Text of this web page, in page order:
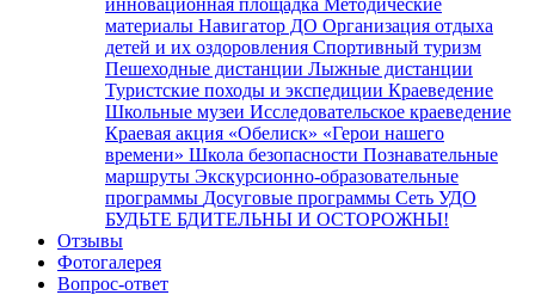
инновационная площадка Методические
материалы Навигатор ДО Организация отдыха
детей и их оздоровления Спортивный туризм
Пешеходные дистанции Лыжные дистанции
Туристские походы и экспедиции Краеведение
Школьные музеи Исследовательское краеведение
Краевая акция «Обелиск» «Герои нашего
времени» Школа безопасности Познавательные
маршруты Экскурсионно-образовательные
программы Досуговые программы Сеть УДО
БУДЬТЕ БДИТЕЛЬНЫ И ОСТОРОЖНЫ!
Отзывы
Фотогалерея
Вопрос-ответ